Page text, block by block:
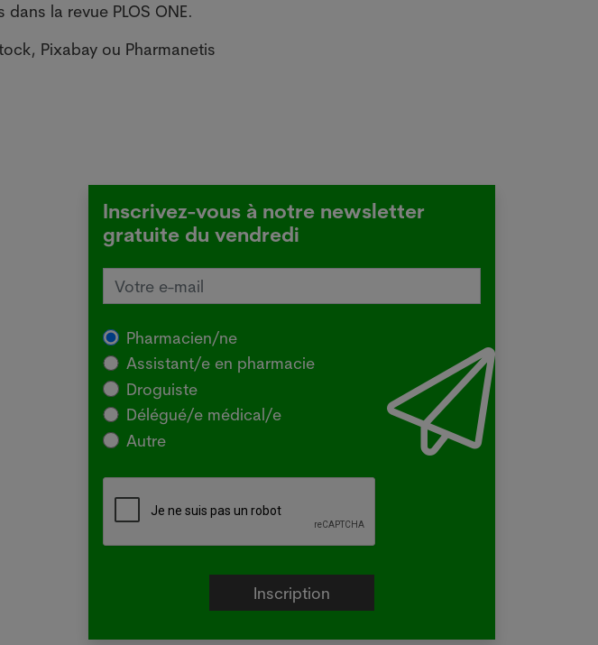
la revue PLOS ONE.
Pixabay ou Pharmanetis
L'Australie confirme une transmission
locale de la grippe aviaire
SYDNEY - La ministre australienne de
l'Agriculture a confirmé mercredi que la
souche H5 de la grippe aviaire, identifiée
pour la première fois dans le pays en juin
chez un oiseau migrateur,...
Lire plus
Inscrivez-vous à notre newsletter
gratuite du vendredi
Pharmacien/ne
Assistant/e en pharmacie
Droguiste
Délégué/e médical/e
Autre